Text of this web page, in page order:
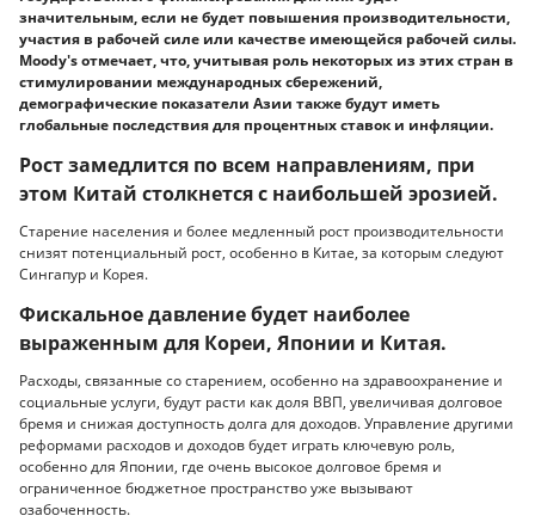
значительным, если не будет повышения производительности,
участия в рабочей силе или качестве имеющейся рабочей силы.
Moody's отмечает, что, учитывая роль некоторых из этих стран в
стимулировании международных сбережений,
демографические показатели Азии также будут иметь
глобальные последствия для процентных ставок и инфляции.
Рост замедлится по всем направлениям, при
этом Китай столкнется с наибольшей эрозией.
Старение населения и более медленный рост производительности
снизят потенциальный рост, особенно в Китае, за которым следуют
Сингапур и Корея.
Фискальное давление будет наиболее
выраженным для Кореи, Японии и Китая.
Расходы, связанные со старением, особенно на здравоохранение и
социальные услуги, будут расти как доля ВВП, увеличивая долговое
бремя и снижая доступность долга для доходов. Управление другими
реформами расходов и доходов будет играть ключевую роль,
особенно для Японии, где очень высокое долговое бремя и
ограниченное бюджетное пространство уже вызывают
озабоченность.